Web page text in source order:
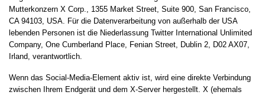
Mutterkonzern X Corp., 1355 Market Street, Suite 900, San Francisco,
CA 94103, USA. Für die Datenverarbeitung von außerhalb der USA
lebenden Personen ist die Niederlassung Twitter International Unlimited
Company, One Cumberland Place, Fenian Street, Dublin 2, D02 AX07,
Irland, verantwortlich.
Wenn das Social-Media-Element aktiv ist, wird eine direkte Verbindung
zwischen Ihrem Endgerät und dem X-Server hergestellt. X (ehemals